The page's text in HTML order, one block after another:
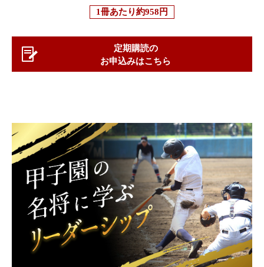
1冊あたり約958円
定期購読の
お申込みはこちら